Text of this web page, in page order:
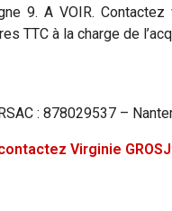
9. A VOIR. Contactez
TTC à la charge de
: 878029537 –
Virginie